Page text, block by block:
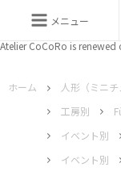
Atelier CoCoRo is renewed
メニュー
ホーム 人形（ミニチ
工房別
イベント別
イベント別